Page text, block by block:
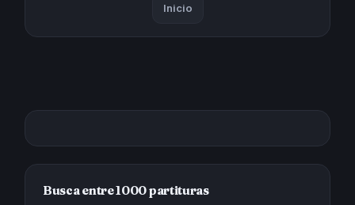
Inicio
Busca entre 1000 partituras